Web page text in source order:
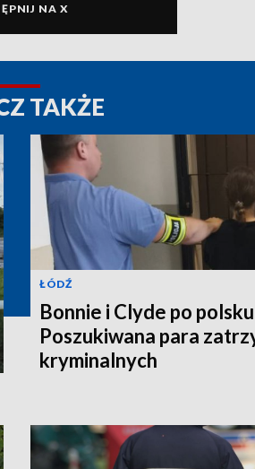
NA X
TAKŻE
ŁÓDŹ
Bonnie i Clyde po
Poszukiwana para
kryminalnych